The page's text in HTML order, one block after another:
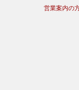
営業案内の